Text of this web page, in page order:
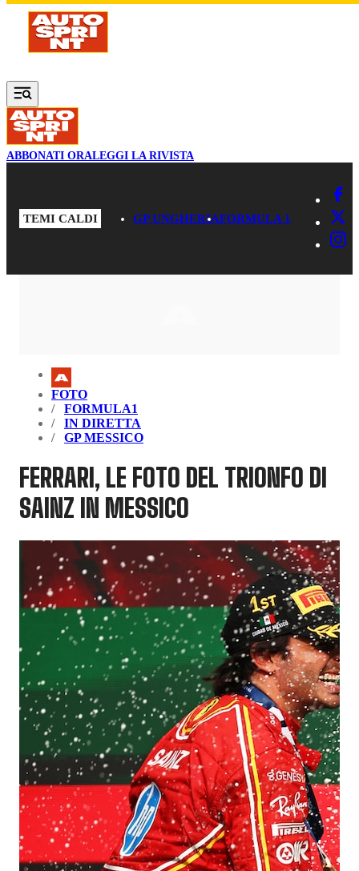
Vai al contenuto principale
ABBONATI ORALEGGI LA RIVISTA
TEMI CALDI GP UNGHERIAFORMULA 1
FOTO
FORMULA1
IN DIRETTA
GP MESSICO
FERRARI, LE FOTO DEL TRIONFO DI
SAINZ IN MESSICO